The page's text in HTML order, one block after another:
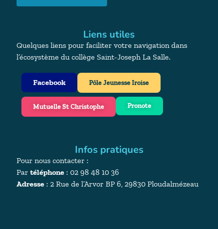
Liens utiles
Quelques liens pour faciliter votre navigation dans
l’écosystème du collège Saint-Joseph La Salle.
Facebook Pôle Jeunesse Iroise
Mutuelle St Christophe Pronote
Infos pratiques
Pour nous contacter :
Par téléphone : 02 98 48 10 36
Adresse : 2 Rue de l’Arvor BP 6, 29830 Ploudalmézeau